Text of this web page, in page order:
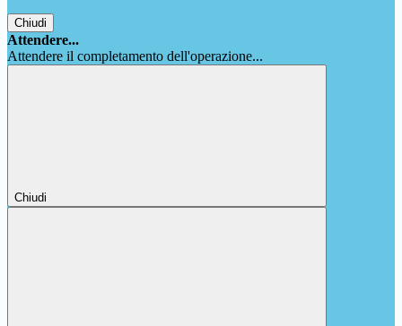
Chiudi
Attendere...
Attendere il completamento dell'operazione...
Chiudi